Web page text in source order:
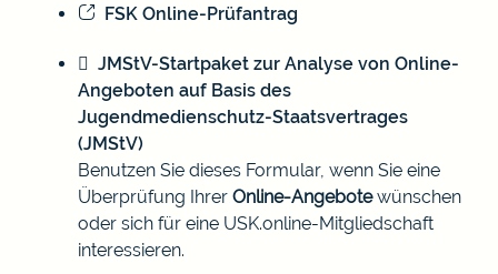
FSK Online-Prüfantrag
JMStV-Startpaket zur Analyse von Online-
Angeboten auf Basis des
Jugendmedienschutz-Staatsvertrages
(JMStV)
Benutzen Sie dieses Formular, wenn Sie eine
Überprüfung Ihrer Online-Angebotewünschen
oder sich für eine USK.online-Mitgliedschaft
interessieren.